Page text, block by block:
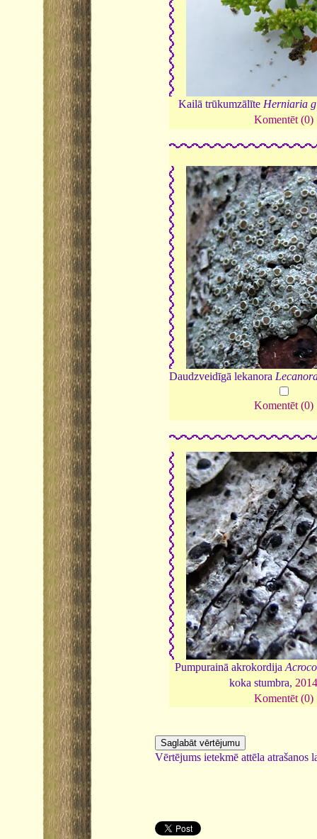
Kailā trūkumzālīte Herniaria
Komentēt (0)
Daudzveidīgā lekanora
Komentēt (0)
Pumpurainā akrokordija
koka stumbra,
Komentēt (0)
Vērtējums ietekmē attēla atrašanos